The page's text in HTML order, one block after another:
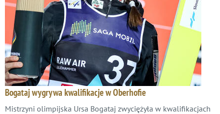
Bogataj wygrywa kwalifikacje w Oberhofie
Mistrzyni olimpijska Ursa Bogataj zwyciężyła w kwalifikacjach